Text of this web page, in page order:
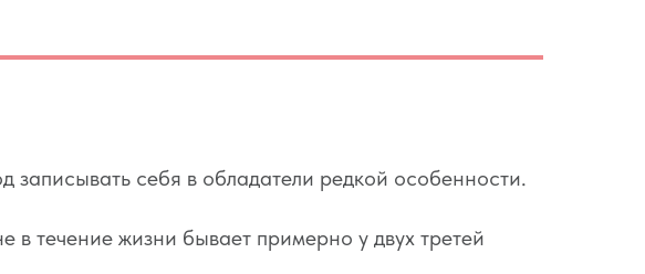
записывать себя в обладатели редкой особенности.
течение жизни бывает примерно у двух третей